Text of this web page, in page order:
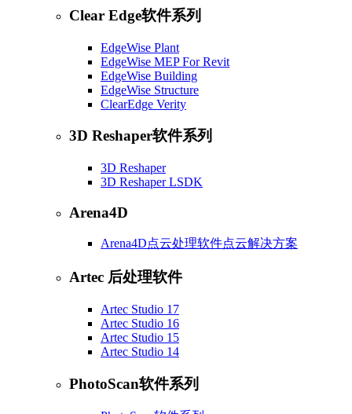
Clear Edge软件系列
EdgeWise Plant
EdgeWise MEP For Revit
EdgeWise Building
EdgeWise Structure
ClearEdge Verity
3D Reshaper软件系列
3D Reshaper
3D Reshaper LSDK
Arena4D
Arena4D点云处理软件点云解决方案
Artec 后处理软件
Artec Studio 17
Artec Studio 16
Artec Studio 15
Artec Studio 14
PhotoScan软件系列